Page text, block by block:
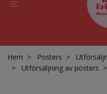
Hem Posters
Utförsäljning av posters